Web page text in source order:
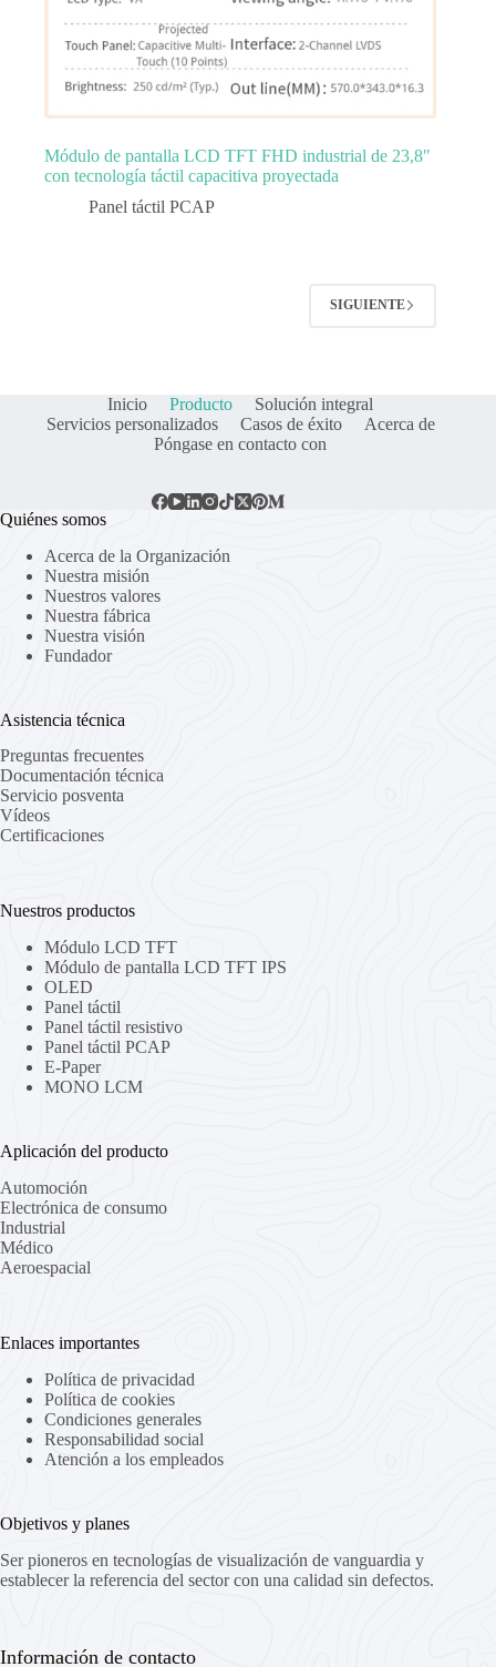
Módulo de pantalla LCD TFT FHD industrial de 23,8″
con tecnología táctil capacitiva proyectada
Panel táctil PCAP
SIGUIENTE
Inicio Producto
Solución integral
Servicios personalizados
Casos de éxito
Acerca de
Póngase en contacto con
Quiénes somos
Acerca de la Organización
Nuestra misión
Nuestros valores
Nuestra fábrica
Nuestra visión
Fundador
Asistencia técnica
Preguntas frecuentes
Documentación técnica
Servicio posventa
Vídeos
Certificaciones
Nuestros productos
Módulo LCD TFT
Módulo de pantalla LCD TFT IPS
OLED
Panel táctil
Panel táctil resistivo
Panel táctil PCAP
E-Paper
MONO LCM
Aplicación del producto
Automoción
Electrónica de consumo
Industrial
Médico
Aeroespacial
Enlaces importantes
Política de privacidad
Política de cookies
Condiciones generales
Responsabilidad social
Atención a los empleados
Objetivos y planes
Ser pioneros en tecnologías de visualización de vanguardia y
establecer la referencia del sector con una calidad sin defectos.
Información de contacto